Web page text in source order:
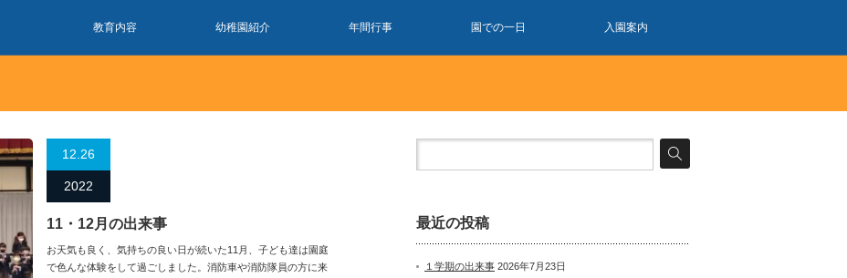
教育内容 幼稚園紹介 年間行事 園での一日 入園案内
12.26
2022
11・12月の出来事
お天気も良く、気持ちの良い日が続いた11月、子ども達は園庭
で色んな体験をして過ごしました。消防車や消防隊員の方に来
最近の投稿
１学期の出来事 2026年7月23日